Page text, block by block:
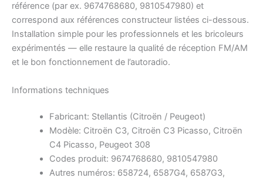
référence (par ex. 9674768680, 9810547980) et
correspond aux références constructeur listées ci-dessous.
Installation simple pour les professionnels et les bricoleurs
expérimentés — elle restaure la qualité de réception FM/AM
et le bon fonctionnement de l’autoradio.
Informations techniques
Fabricant: Stellantis (Citroën / Peugeot)
Modèle: Citroën C3, Citroën C3 Picasso, Citroën
C4 Picasso, Peugeot 308
Codes produit: 9674768680, 9810547980
Autres numéros: 658724, 6587G4, 6587G3,